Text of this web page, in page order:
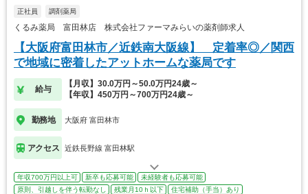
正社員 調剤薬局
くるみ薬局 富田林店 株式会社ファーマみらいの薬剤師求人
【大阪府富田林市／近鉄南大阪線】 定着率◎／関西
で地域に密着したアットホームな薬局です
給与
【月収】30.0万円～50.0万円24歳～
【年収】450万円～700万円24歳～
勤務地 大阪府 富田林市
アクセス 近鉄長野線 富田林駅
年収700万円以上可 新卒も応募可能
未経験者も応募可能
原則、引越しを伴う転勤なし
残業月10ｈ以下
住宅補助（手当）あり